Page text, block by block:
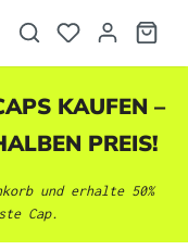
KAUFEN –
PREIS!
und erhalte 50%
Cap.